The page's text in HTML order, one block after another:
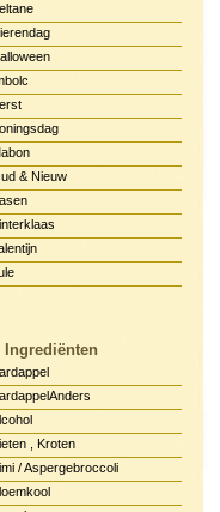
& Nieuw
Ingrediënten
, Kroten
/ Aspergebroccoli